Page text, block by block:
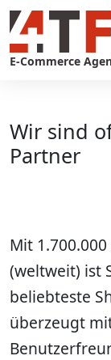
Skip
to
content
E-Commerce
Wir sind
Partner
Mit
(weltweit) ist
beliebteste
überzeugt